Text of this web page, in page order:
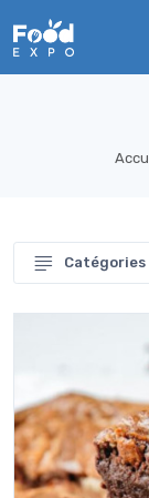
Catégories